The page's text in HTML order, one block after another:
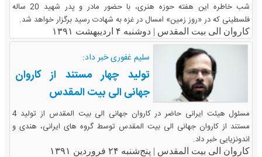
شب خاطره این هفته حوزه هنری، با حضور مادر و پدر شهید 20 ساله
فلسطینی که در «روز زمین» امسال در غزه به شهادت رسید برگزار خواهد شد.
کاروان الی بیت المقدس | دوشنبه ۴ اردیبهشت ۱۳۹۱
سلیم غفوری خبر داد:
تولید چهار مستند از کاروان
جهانی الی بیت المقدس
مسئول هیئت ایرانی حاضر در کاروان جهانی الی بیت المقدس از تولید 4
مستند از کاروان جهانی الی بیت المقدس توسط گروه های ایرانی، هندی و
اندونزیایی خبر داد.
کاروان الی بیت المقدس | پنج‌شنبه ۲۴ فروردین ۱۳۹۱